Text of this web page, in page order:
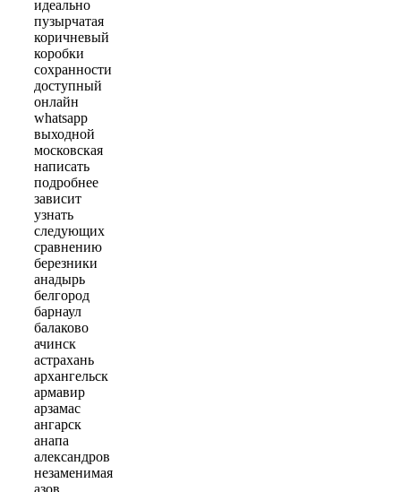
идеально
пузырчатая
коричневый
коробки
сохранности
доступный
онлайн
whatsapp
выходной
московская
написать
подробнее
зависит
узнать
следующих
сравнению
березники
анадырь
белгород
барнаул
балаково
ачинск
астрахань
архангельск
армавир
арзамас
ангарск
анапа
александров
незаменимая
азов